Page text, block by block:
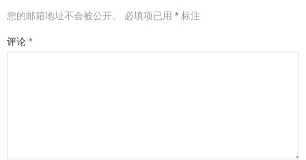
您的邮箱地址不会被公开。 必填项已用 * 标注
评论 *